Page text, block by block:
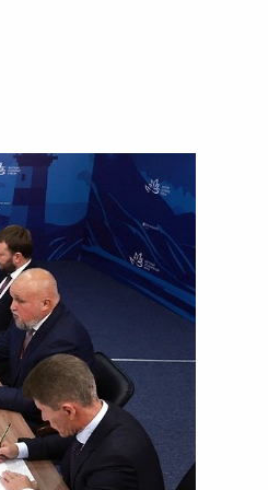
16 9м